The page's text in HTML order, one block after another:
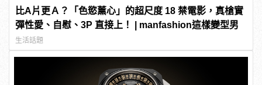
比A片更Ａ？「色慾薰心」的超尺度 18 禁電影，真槍實
彈性愛、自慰、3P 直接上！ | manfashion這樣變型男
生活話題